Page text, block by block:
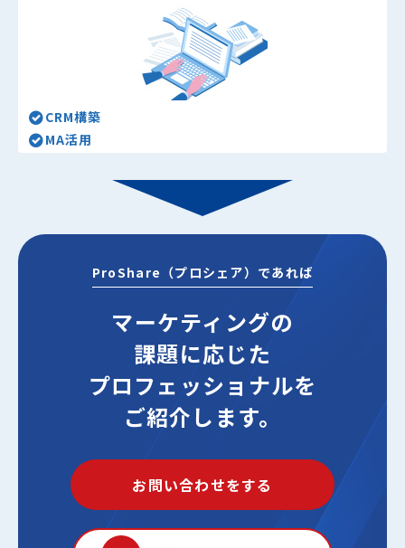
CRM構築
MA活用
ProShare（プロシェア）であれば
マーケティングの
課題に応じた
プロフェッショナルを
ご紹介します。
お問い合わせをする